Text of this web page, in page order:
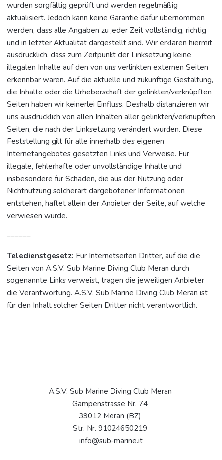
wurden sorgfältig geprüft und werden regelmäßig
aktualisiert. Jedoch kann keine Garantie dafür übernommen
werden, dass alle Angaben zu jeder Zeit vollständig, richtig
und in letzter Aktualität dargestellt sind. Wir erklären hiermit
ausdrücklich, dass zum Zeitpunkt der Linksetzung keine
illegalen Inhalte auf den von uns verlinkten externen Seiten
erkennbar waren. Auf die aktuelle und zukünftige Gestaltung,
die Inhalte oder die Urheberschaft der gelinkten/verknüpften
Seiten haben wir keinerlei Einfluss. Deshalb distanzieren wir
uns ausdrücklich von allen Inhalten aller gelinkten/verknüpften
Seiten, die nach der Linksetzung verändert wurden. Diese
Feststellung gilt für alle innerhalb des eigenen
Internetangebotes gesetzten Links und Verweise. Für
illegale, fehlerhafte oder unvollständige Inhalte und
insbesondere für Schäden, die aus der Nutzung oder
Nichtnutzung solcherart dargebotener Informationen
entstehen, haftet allein der Anbieter der Seite, auf welche
verwiesen wurde.
––––––
Teledienstgesetz: Für Internetseiten Dritter, auf die die
Seiten von A.S.V. Sub Marine Diving Club Meran durch
sogenannte Links verweist, tragen die jeweiligen Anbieter
die Verantwortung. A.S.V. Sub Marine Diving Club Meran ist
für den Inhalt solcher Seiten Dritter nicht verantwortlich.
A.S.V. Sub Marine Diving Club Meran
Gampenstrasse Nr. 74
39012 Meran (BZ)
Str. Nr. 91024650219
info@sub-marine.it